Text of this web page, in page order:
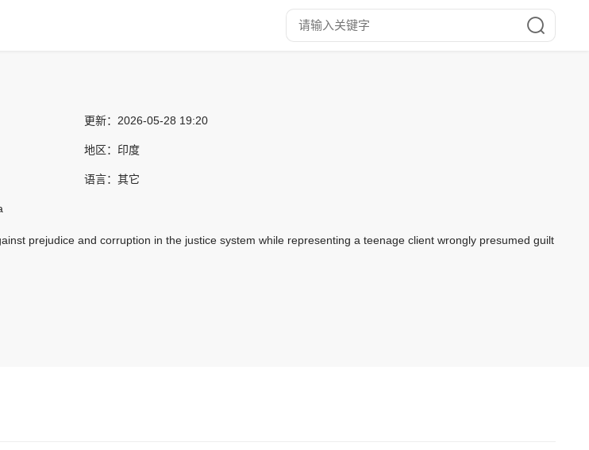
更新： 2026-05-28 19:20
地区： 印度
语言： 其它
prejudice and corruption in the justice system while representing a teenage client wrongly presumed guilt